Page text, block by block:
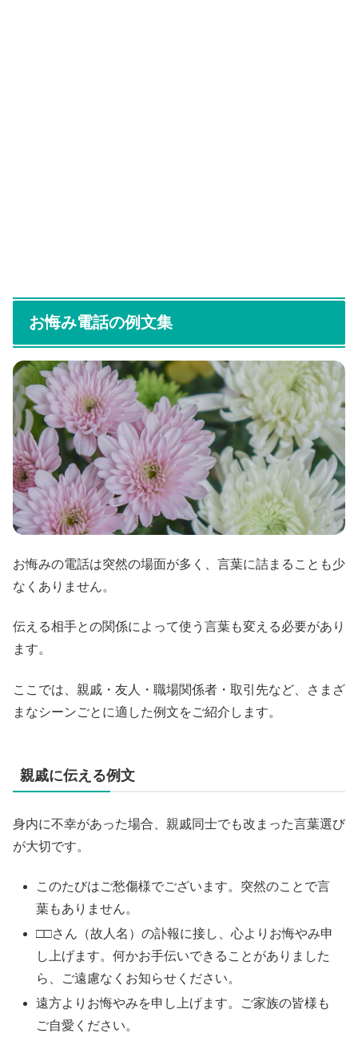
お悔み電話の例文集
お悔みの電話は突然の場面が多く、言葉に詰まることも少
なくありません。
伝える相手との関係によって使う言葉も変える必要があり
ます。
ここでは、親戚・友人・職場関係者・取引先など、さまざ
まなシーンごとに適した例文をご紹介します。
親戚に伝える例文
身内に不幸があった場合、親戚同士でも改まった言葉選び
が大切です。
このたびはご愁傷様でございます。突然のことで言
葉もありません。
□□さん（故人名）の訃報に接し、心よりお悔やみ申
し上げます。何かお手伝いできることがありました
ら、ご遠慮なくお知らせください。
遠方よりお悔やみを申し上げます。ご家族の皆様も
ご自愛ください。